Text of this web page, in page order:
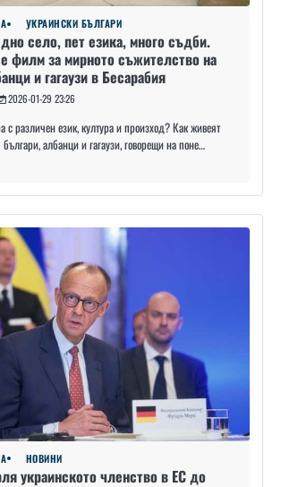
УКРАИНСКИ БЪЛГАРИ
село, пет езика, много съдби.
филм за мирното съжителство на
и гагаузи в Бесарабия
2026-01-29 23:26
с различен език, култура и произход? Как живеят
албанци и гагаузи, говорещи на поне…
НОВИНИ
украинското членство в ЕС до